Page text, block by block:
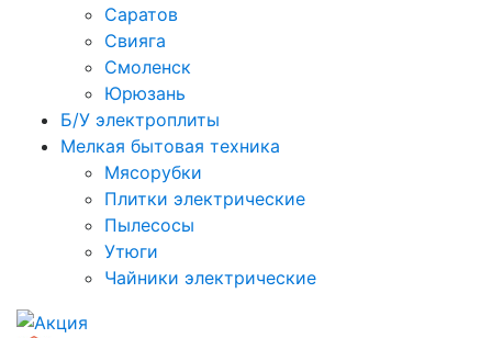
Саратов
Свияга
Смоленск
Юрюзань
Б/У электроплиты
Мелкая бытовая техника
Мясорубки
Плитки электрические
Пылесосы
Утюги
Чайники электрические